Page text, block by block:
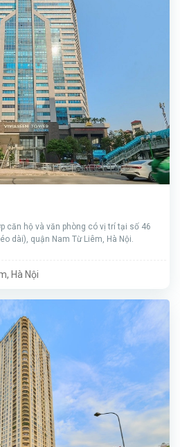
căn hộ và văn phòng có vị trí tại số 46
dài), quận Nam Từ Liêm, Hà Nội.
Hà Nội